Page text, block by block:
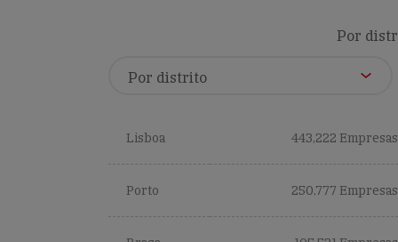
Por
Lisboa 443,222 Empresas
Porto 250,777 Empresas